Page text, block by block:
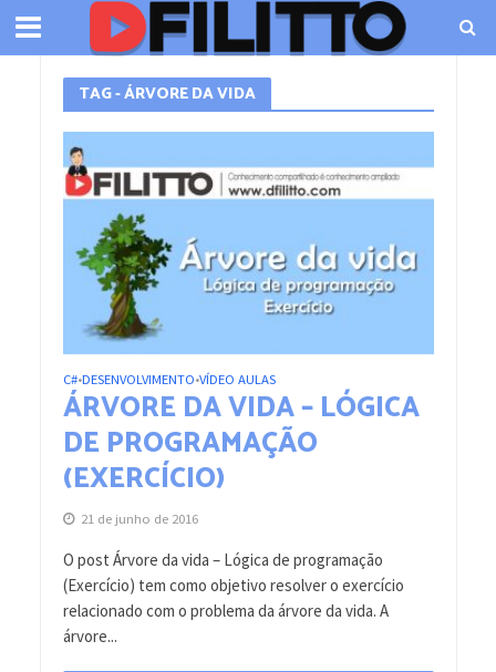
TAG - ÁRVORE DA VIDA
C#•DESENVOLVIMENTO•VÍDEO AULAS
ÁRVORE DA VIDA – LÓGICA
DE PROGRAMAÇÃO
(EXERCÍCIO)
21 de junho de 2016
O post Árvore da vida – Lógica de programação
(Exercício) tem como objetivo resolver o exercício
relacionado com o problema da árvore da vida. A
árvore...